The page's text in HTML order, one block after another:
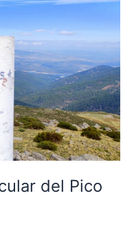
del Pico